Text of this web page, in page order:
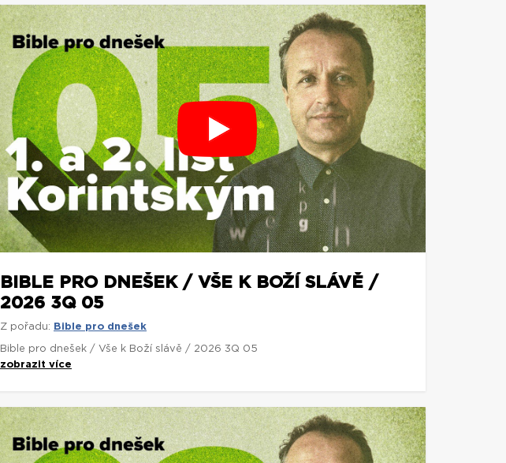
BIBLE PRO DNEŠEK / VŠE K BOŽÍ SLÁVĚ /
2026 3Q 05
Z pořadu: Bible pro dnešek
Bible pro dnešek / Vše k Boží slávě / 2026 3Q 05
zobrazit více